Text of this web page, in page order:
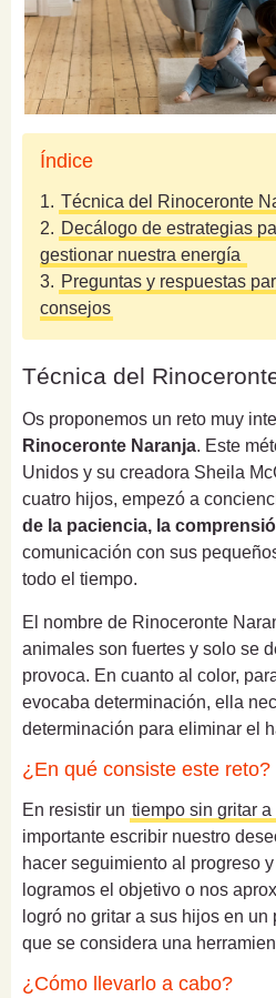
Índice
1. Técnica del Rinoceronte
2. Decálogo de estrategias
gestionar nuestra energía
3. Preguntas y respuestas
consejos
Técnica del
Os proponemos un reto muy
Rinoceronte Naranja. Este
Unidos y su creadora Sheila
cuatro hijos, empezó a
de la paciencia, la
comunicación con sus
todo el tiempo.
El nombre de Rinoceronte
animales son fuertes y solo se
provoca. En cuanto al color,
evocaba determinación, ella
determinación para eliminar el
¿En qué consiste este reto?
En resistir un tiempo sin gritar
importante escribir nuestro
hacer seguimiento al progreso
logramos el objetivo o nos
logró no gritar a sus hijos en
que se considera una
¿Cómo llevarlo a cabo?